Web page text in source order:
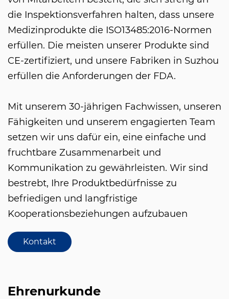
die Inspektionsverfahren halten, dass unsere
Medizinprodukte die ISO13485:2016-Normen
erfüllen. Die meisten unserer Produkte sind
CE-zertifiziert, und unsere Fabriken in Suzhou
erfüllen die Anforderungen der FDA.
Mit unserem 30-jährigen Fachwissen, unseren
Fähigkeiten und unserem engagierten Team
setzen wir uns dafür ein, eine einfache und
fruchtbare Zusammenarbeit und
Kommunikation zu gewährleisten. Wir sind
bestrebt, Ihre Produktbedürfnisse zu
befriedigen und langfristige
Kooperationsbeziehungen aufzubauen
Kontakt
Ehrenurkunde